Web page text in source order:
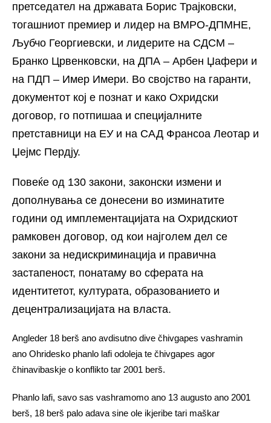
претседател на државата Борис Трајковски,
тогашниот премиер и лидер на ВМРО-ДПМНЕ,
Љубчо Георгиевски, и лидерите на СДСМ –
Бранко Црвенковски, на ДПА – Арбен Џафери и
на ПДП – Имер Имери. Во својство на гаранти,
документот кој е познат и како Охридски
договор, го потпишаа и специјалните
претставници на ЕУ и на САД Франсоа Леотар и
Џејмс Пердју.
Повеќе од 130 закони, законски измени и
дополнувања се донесени во изминатите
години од имплeментацијата на Охридскиот
рамковен договор, од кои најголем дел се
закони за недискриминација и правична
застапеност, понатаму во сферата на
идентитетот, културата, образованието и
децентрализацијата на власта.
Angleder 18 berš ano avdisutno dive čhivgapes vashramin
ano Ohridesko phanlo lafi odoleja te čhivgapes agor
čhinavibaskje o konflikto tar 2001 berš.
Phanlo lafi, savo sas vashramomo ano 13 augusto ano 2001
berš, 18 berš palo adava sine ole ikjeribe tari maškar